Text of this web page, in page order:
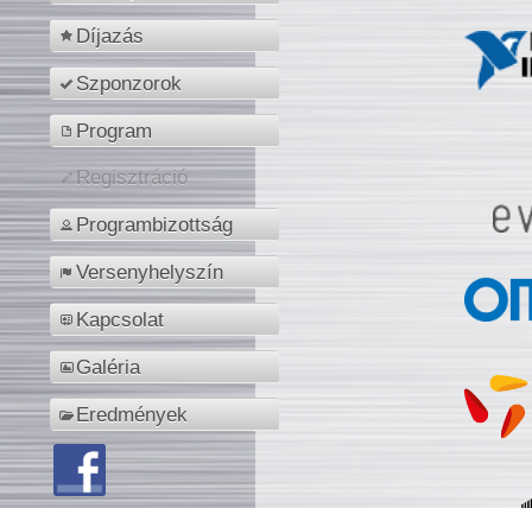
Díjazás
Szponzorok
Program
Regisztráció
Programbizottság
Versenyhelyszín
Kapcsolat
Galéria
Eredmények